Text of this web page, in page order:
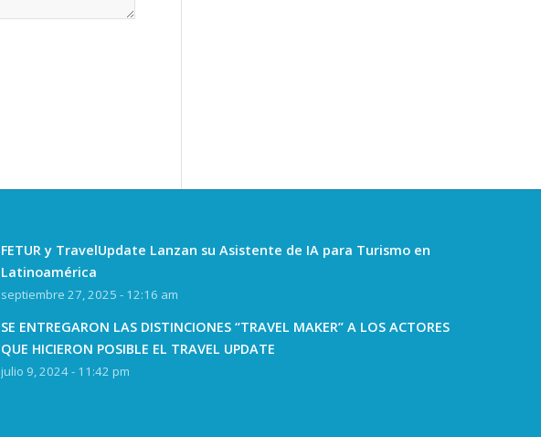
FETUR y TravelUpdate Lanzan su Asistente de IA para Turismo en
Latinoamérica
septiembre 27, 2025 - 12:16 am
SE ENTREGARON LAS DISTINCIONES “TRAVEL MAKER” A LOS ACTORES
QUE HICIERON POSIBLE EL TRAVEL UPDATE
julio 9, 2024 - 11:42 pm